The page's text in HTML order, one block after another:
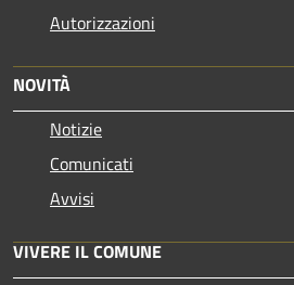
Autorizzazioni
NOVITÀ
Notizie
Comunicati
Avvisi
VIVERE IL COMUNE